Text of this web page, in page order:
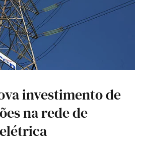
investimento de
na rede de